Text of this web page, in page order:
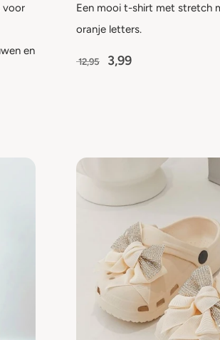
voor
en
Een mooi t-shirt met stretch
oranje letters.
12,95 3,99